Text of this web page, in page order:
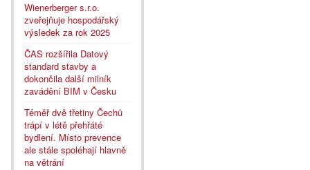
Wienerberger s.r.o.
zveřejňuje hospodářský
výsledek za rok 2025
ČAS rozšířila Datový
standard stavby a
dokončila další milník
zavádění BIM v Česku
Téměř dvě třetiny Čechů
trápí v létě přehřáté
bydlení. Místo prevence
ale stále spoléhají hlavně
na větrání